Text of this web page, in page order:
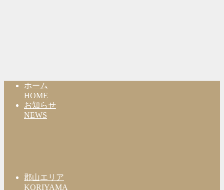
ホーム
HOME
お知らせ
NEWS
郡山エリア
KORIYAMA